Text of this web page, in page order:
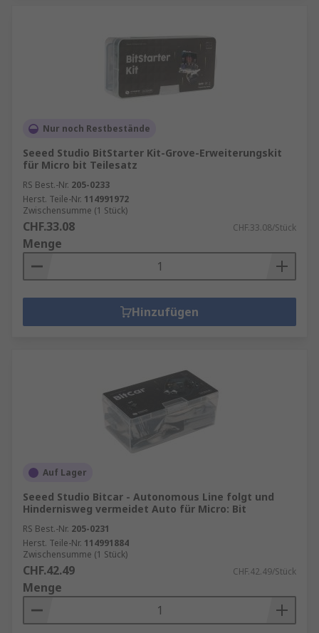
Nur noch Restbestände
Seeed Studio BitStarter Kit-Grove-Erweiterungskit
für Micro bit Teilesatz
RS Best.-Nr. 205-0233
Herst. Teile-Nr. 114991972
Zwischensumme (1 Stück)
CHF.33.08 CHF.33.08/Stück
Menge
Hinzufügen
Auf Lager
Seeed Studio Bitcar - Autonomous Line folgt und
Hindernisweg vermeidet Auto für Micro: Bit
RS Best.-Nr. 205-0231
Herst. Teile-Nr. 114991884
Zwischensumme (1 Stück)
CHF.42.49 CHF.42.49/Stück
Menge